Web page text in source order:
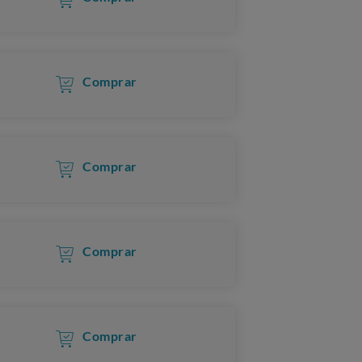
Comprar
Comprar
Comprar
Comprar